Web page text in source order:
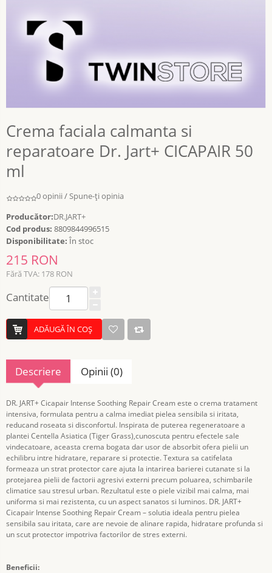
Crema faciala calmanta si
reparatoare Dr. Jart+ CICAPAIR 50
ml
0 opinii /Spune-ţi opinia
Producător:DR.JART+
Cod produs: 8809844996515
Disponibilitate: În stoc
215 RON
Fără TVA: 178 RON
Cantitate
ADĂUGĂ ÎN COŞ
Descriere Opinii (0)
DR. JART+ Cicapair Intense Soothing Repair Cream este o crema tratament
intensiva, formulata pentru a calma imediat pielea sensibila si iritata,
reducand roseata si disconfortul. Inspirata de puterea regeneratoare a
plantei Centella Asiatica (Tiger Grass),cunoscuta pentru efectele sale
vindecatoare, aceasta crema bogata dar usor de absorbit ofera pielii un
echilibru intre hidratare, reparare si protectie. Textura sa catifelata
formeaza un strat protector care ajuta la intarirea barierei cutanate si la
protejarea pielii de factorii agresivi externi precum poluarea, schimbarile
climatice sau stresul urban. Rezultatul este o piele vizibil mai calma, mai
uniforma si mai rezistenta, cu un aspect sanatos si luminos. DR. JART+
Cicapair Intense Soothing Repair Cream – solutia ideala pentru pielea
sensibila sau iritata, care are nevoie de alinare rapida, hidratare profunda si
un scut protector impotriva factorilor de stres externi.
Beneficii: